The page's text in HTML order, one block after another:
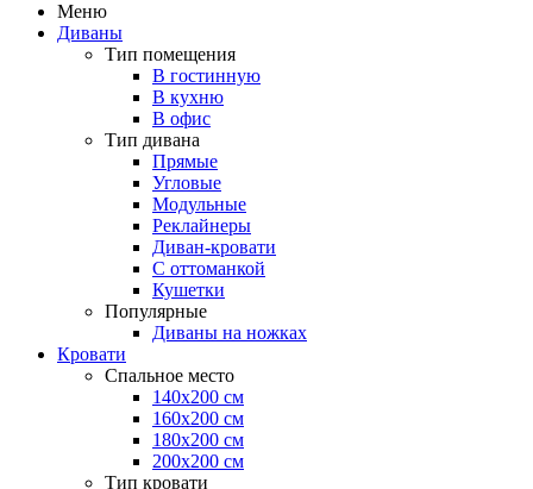
Меню
Диваны
Тип помещения
В гостинную
В кухню
В офис
Тип дивана
Прямые
Угловые
Модульные
Реклайнеры
Диван-кровати
С оттоманкой
Кушетки
Популярные
Диваны на ножках
Кровати
Спальное место
140х200 см
160х200 см
180х200 см
200х200 см
Тип кровати